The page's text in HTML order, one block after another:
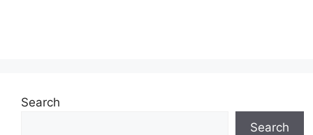
Search
Search